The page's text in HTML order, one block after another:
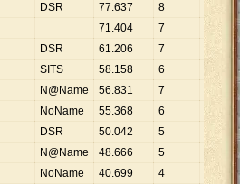
DSR 77.637 8
71.404 7 10. 201
DSR 61.206 7
744
SITS 58.158 6
N@Name 56.831 7
119
NoName 55.368 6 9
DSR 50.042 5
008
N@Name 48.666 5 9
NoName 40.699 4 . 175